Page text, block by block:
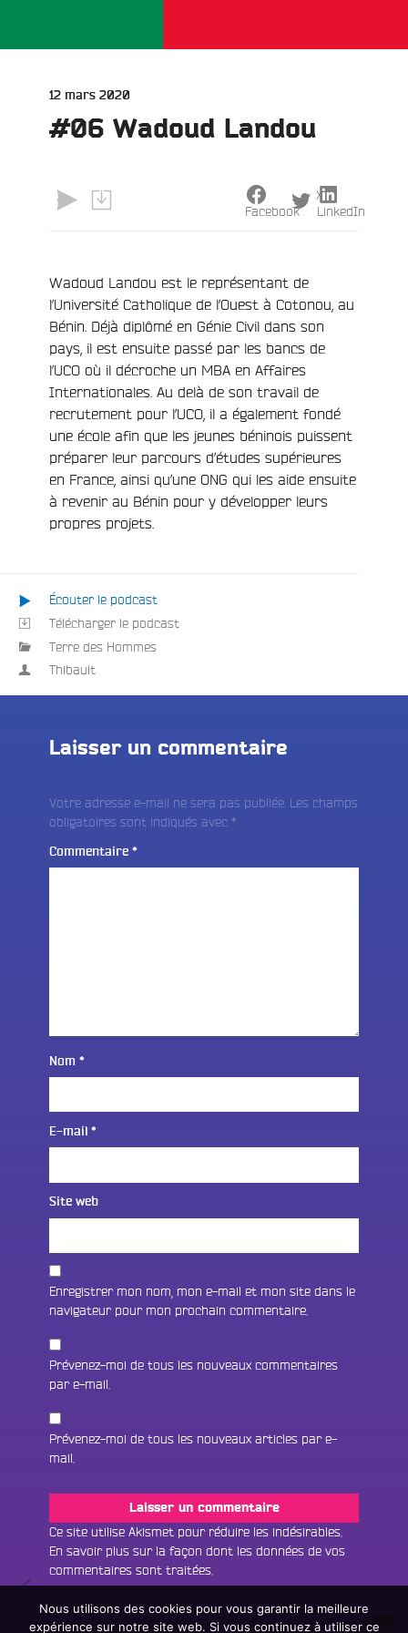
Publié
12 mars 2020
#06 Wadoud Landou
Wadoud Landou est le représentant de
l’Université Catholique de l’Ouest à Cotonou, au
Bénin. Déjà diplômé en Génie Civil dans son
pays, il est ensuite passé par les bancs de
l’UCO où il décroche un MBA en Affaires
Internationales. Au delà de son travail de
recrutement pour l’UCO, il a également fondé
une école afin que les jeunes béninois puissent
préparer leur parcours d’études supérieures
en France, ainsi qu’une ONG qui les aide ensuite
à revenir au Bénin pour y développer leurs
propres projets.
Facebook
X
LinkedIn
Écouter le podcast
Télécharger le podcast
Terre des Hommes
Thibault
Laisser un commentaire
Votre adresse e-mail ne sera pas publiée. Les champs
obligatoires sont indiqués avec *
Commentaire *
Nom *
E-mail *
Site web
Enregistrer mon nom, mon e-mail et mon site dans le
navigateur pour mon prochain commentaire.
Prévenez-moi de tous les nouveaux commentaires
par e-mail.
Prévenez-moi de tous les nouveaux articles par e-
mail.
Ce site utilise Akismet pour réduire les indésirables.
En savoir plus sur la façon dont les données de vos
commentaires sont traitées
Navigation
#05
Olamide
B
#07
Écouter le direct
Nous utilisons des cookies pour vous garantir la meilleure
expérience sur notre site web. Si vous continuez à utiliser ce